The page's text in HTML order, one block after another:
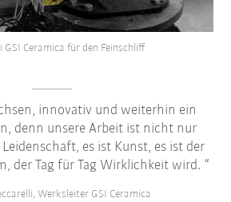
GSI Ceramica für den Feinschliff
innovativ und weiterhin ein
denn unsere Arbeit ist nicht nur
es ist Kunst, es ist der
der Tag für Tag Wirklichkeit wird.
Werksleiter GSI Ceramica